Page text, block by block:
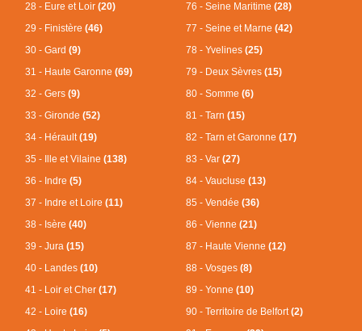
28 - Eure et Loir(20)
29 - Finistère(46)
30 - Gard(9)
31 - Haute Garonne(69)
32 - Gers(9)
33 - Gironde(52)
34 - Hérault(19)
35 - Ille et Vilaine(138)
36 - Indre(5)
37 - Indre et Loire(11)
38 - Isère(40)
39 - Jura(15)
40 - Landes(10)
41 - Loir et Cher(17)
42 - Loire(16)
76 - Seine Maritime (28)
77 - Seine et Marne (42)
78 - Yvelines (25)
79 - Deux Sèvres (15)
80 - Somme (6)
81 - Tarn (15)
82 - Tarn et Garonne (17)
83 - Var (27)
84 - Vaucluse (13)
85 - Vendée (36)
86 - Vienne (21)
87 - Haute Vienne (12)
88 - Vosges (8)
89 - Yonne (10)
90 - Territoire de Belfort(2)